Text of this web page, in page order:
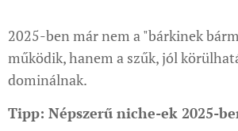
2025-ben már nem a "bárkinek
működik, hanem a szűk, jól
dominálnak.
Tipp: Népszerű niche-ek 2025-